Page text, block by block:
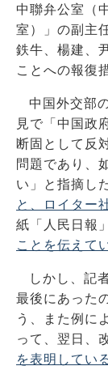
中聯弁公室（
室）」の副主
鉄牛、楊建、
ことへの報復
中国外交部
見で「中国政
断固として反
問題であり、
い」と指摘し
と、ロイター
紙「人民日報
ことを伝えて
しかし、記
最後にあった
う、また例に
って、翌日、
を表明してい